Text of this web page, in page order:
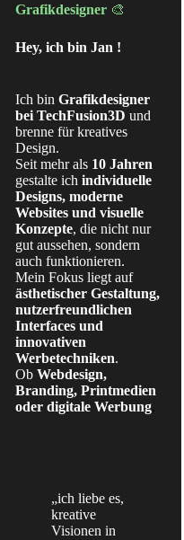
Grafikdesigner 🎨
Hey, ich bin Jan !
Ich bin Grafikdesigner
bei TechFusion3D und
brenne für kreatives
Design.
Seit mehr als 10 Jahren
gestalte ich individuelle
Designs, moderne
Websites und visuelle
Konzepte, die nicht nur
gut aussehen, sondern
auch funktionieren.
Mein Fokus liegt auf
ästhetischer Gestaltung,
nutzerfreundlichen
Interfaces und
innovativen
Werbetechniken.
Ob Webdesign,
Branding, Printmedien
oder digitale Werbung
„ich liebe es,
kreative
Visionen in